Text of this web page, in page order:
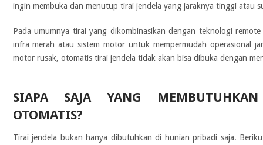
ingin membuka dan menutup tirai jendela yang jaraknya tinggi atau
Pada umumnya tirai yang dikombinasikan dengan teknologi
infra merah atau sistem motor untuk mempermudah operasional
motor rusak, otomatis tirai jendela tidak akan bisa dibuka dengan
SIAPA SAJA YANG
OTOMATIS?
Tirai jendela bukan hanya dibutuhkan di hunian pribadi saja.